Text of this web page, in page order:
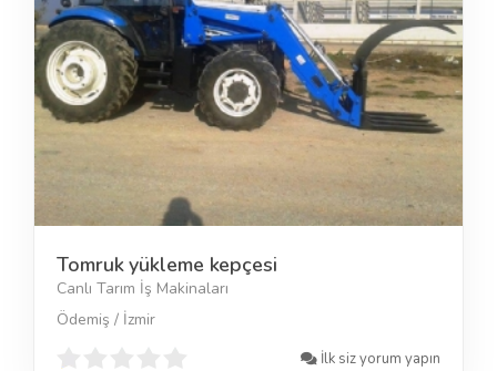
Tomruk yükleme kepçesi
Canlı Tarım İş Makinaları
Ödemiş / İzmir
İlk siz yorum yapın